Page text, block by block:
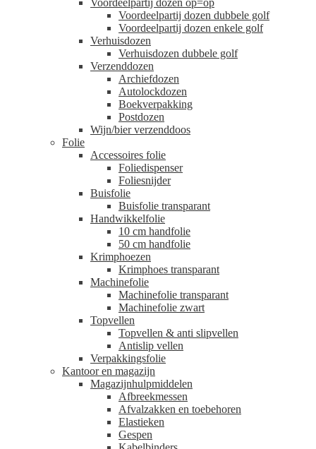
Voordeelpartij dozen op=op
Voordeelpartij dozen dubbele golf
Voordeelpartij dozen enkele golf
Verhuisdozen
Verhuisdozen dubbele golf
Verzenddozen
Archiefdozen
Autolockdozen
Boekverpakking
Postdozen
Wijn/bier verzenddoos
Folie
Accessoires folie
Foliedispenser
Foliesnijder
Buisfolie
Buisfolie transparant
Handwikkelfolie
10 cm handfolie
50 cm handfolie
Krimphoezen
Krimphoes transparant
Machinefolie
Machinefolie transparant
Machinefolie zwart
Topvellen
Topvellen & anti slipvellen
Antislip vellen
Verpakkingsfolie
Kantoor en magazijn
Magazijnhulpmiddelen
Afbreekmessen
Afvalzakken en toebehoren
Elastieken
Gespen